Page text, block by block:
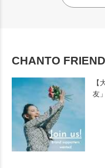
CHANTO FRIEND
【
友